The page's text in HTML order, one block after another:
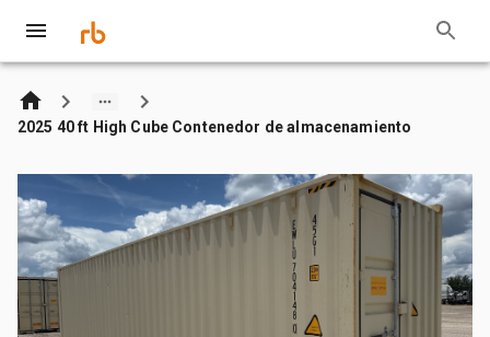
2025 40 ft High Cube Contenedor de almacenamiento